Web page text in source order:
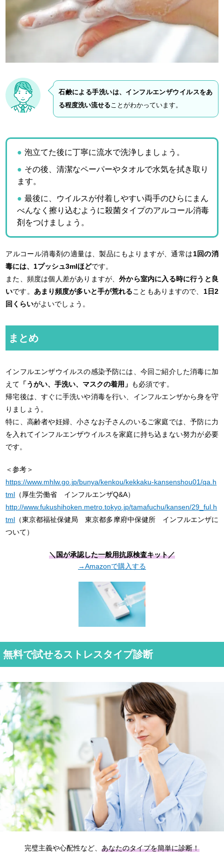
石鹸による手洗いは、インフルエンザウイルスをあ
る程度洗い流せることがわかっています。
泡立てた後に丁寧に流水で洗浄しましょう。
その後、清潔なペーパーやタオルで水気を拭き取り
ます。
最後に、ウイルスが付着しやすい両手のひらにまん
べんなく擦り込むように殺菌タイプのアルコール消毒
剤をつけましょう。
アルコール消毒剤の適量は、製品にもよりますが、通常は1回の消
毒には、1プッシュ3mlほどです。
また、頻度は個人差がありますが、外から室内に入る時に行うと良
いです。 あまり頻度が多いと手が荒れることもありますので、 1日2
回くらいがよいでしょう。
まとめ
インフルエンザウイルスの感染予防には、今回ご紹介した消毒に加
えて 「うがい、手洗い、マスクの着用」 も必須です。
帰宅後は、すぐに手洗いや消毒を行い、インフルエンザから身を守
りましょう。
特に、高齢者や妊婦、小さなお子さんのいるご家庭では、予防に力
を入れてインフルエンザウイルスを家庭に持ち込まない努力が必要
です。
＜参考＞
https://www.mhlw.go.jp/bunya/kenkou/kekkaku-kansenshou01/qa.h
tml （厚生労働省 インフルエンザQ&A）
http://www.fukushihoken.metro.tokyo.jp/tamafuchu/kansen/29_ful.h
tml （東京都福祉保健局 東京都多摩府中保健所 インフルエンザに
ついて）
＼国が承認した一般用抗原検査キット／
→Amazonで購入する
無料で試せるストレスタイプ診断
完璧主義や心配性など、 あなたのタイプを簡単に診断！